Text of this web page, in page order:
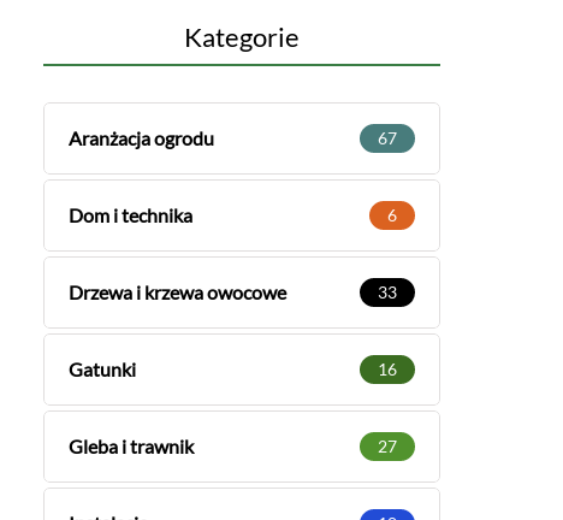
Kategorie
Aranżacja ogrodu 67
Dom i technika 6
Drzewa i krzewa owocowe 33
Gatunki 16
Gleba i trawnik 27